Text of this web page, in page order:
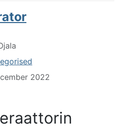
2022